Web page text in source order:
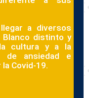
a diversos
Blanco distinto y
cultura y a la
de ansiedad e
Covid-19.